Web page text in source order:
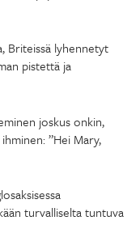
Briteissä lyhennetyt
pistettä ja
joskus onkin,
”Hei Mary,
turvalliselta tuntuva